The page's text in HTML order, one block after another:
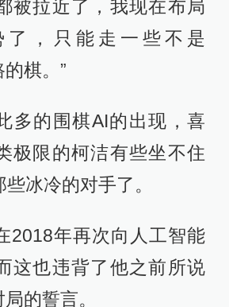
被拉近了，我现在布局
了，只能走一些不是
棋。”
多的围棋AI的出现，喜
极限的柯洁有些坐不住
冰冷的对手了。
2018年再次向人工智能
这也违背了他之前所说
的誓言。